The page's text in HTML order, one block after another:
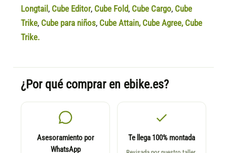
Longtail , Cube Editor, Cube Fold, Cube Cargo, Cube
Trike, Cube para niños, Cube Attain, Cube Agree, Cube
Trike.
¿Por qué comprar en ebike.es?
Asesoramiento por
WhatsApp
Te llega 100% montada